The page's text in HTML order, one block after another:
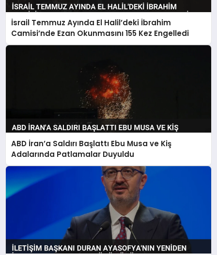
İsrail Temmuz Ayında El Halil’deki İbrahim
Camisi’nde Ezan Okunmasını 155 Kez Engelledi
ABD İran’a Saldırı Başlattı Ebu Musa ve Kiş
Adalarında Patlamalar Duyuldu